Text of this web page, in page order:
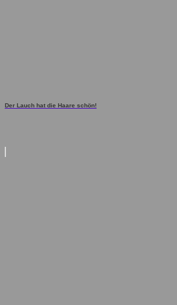
Der Lauch hat die Haare schön!